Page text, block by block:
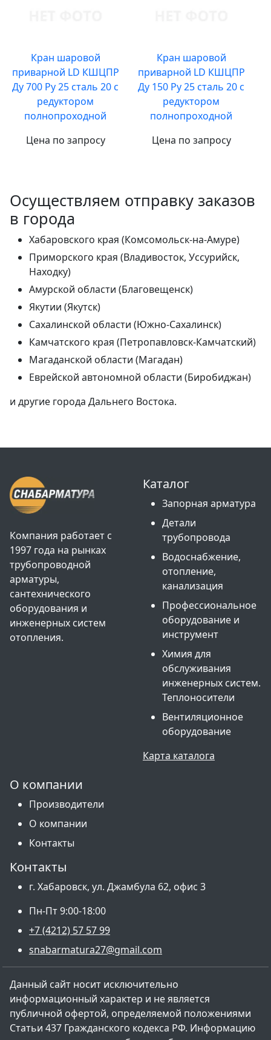
Кран шаровой
приварной LD КШЦПР
Ду 700 Ру 25 сталь 20 с
редуктором
полнопроходной
Цена по запросу
Кран шаровой
приварной LD КШЦПР
Ду 150 Ру 25 сталь 20 с
редуктором
полнопроходной
Цена по запросу
Осуществляем отправку заказов
в города
Хабаровского края (Комсомольск-на-Амуре)
Приморского края (Владивосток, Уссурийск,
Находку)
Амурской области (Благовещенск)
Якутии (Якутск)
Сахалинской области (Южно-Сахалинск)
Камчатского края (Петропавловск-Камчатский)
Магаданской области (Магадан)
Еврейской автономной области (Биробиджан)
и другие города Дальнего Востока.
Компания работает с
1997 года на рынках
трубопроводной
арматуры,
сантехнического
оборудования и
инженерных систем
отопления.
Каталог
Запорная арматура
Детали
трубопровода
Водоснабжение,
отопление,
канализация
Профессиональное
оборудование и
инструмент
Химия для
обслуживания
инженерных систем.
Теплоносители
Вентиляционное
оборудование
Карта каталога
О компании
Производители
О компании
Контакты
Контакты
г. Хабаровск, ул. Джамбула 62, офис 3
Пн-Пт 9:00-18:00
+7 (4212) 57 57 99
snabarmatura27@gmail.com
Данный сайт носит исключительно
информационный характер и не является
публичной офертой, определяемой положениями
Статьи 437 Гражданского кодекса РФ. Информацию